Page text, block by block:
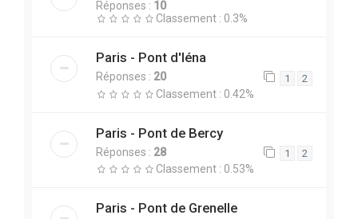
Réponses : 10
Classement : 0.3%
Paris - Pont d'Iéna
Réponses : 20 1 2
Classement : 0.42%
Paris - Pont de Bercy
Réponses : 28 1 2
Classement : 0.53%
Paris - Pont de Grenelle